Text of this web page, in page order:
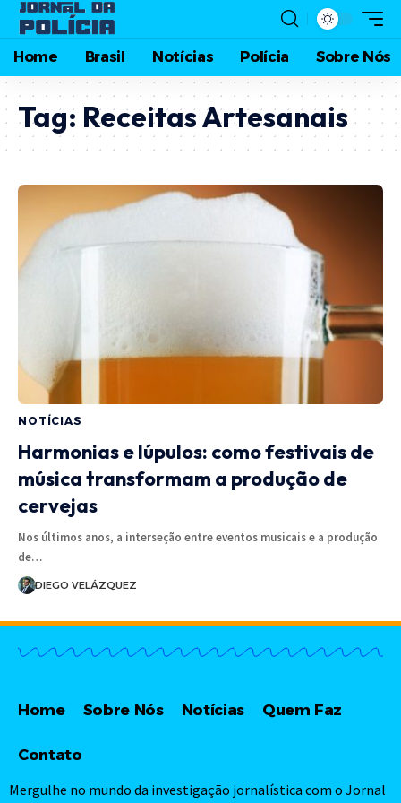
Home Brasil Notícias Polícia Sobre Nós
Tag: Receitas Artesanais
NOTÍCIAS
Harmonias e lúpulos: como festivais de
música transformam a produção de
cervejas
Nos últimos anos, a interseção entre eventos musicais e a produção
de…
DIEGO VELÁZQUEZ
Home Sobre Nós Notícias Quem Faz
Contato
Mergulhe no mundo da investigação jornalística com o Jornal